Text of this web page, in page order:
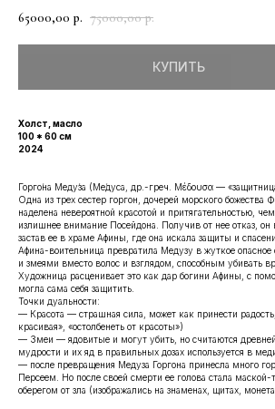
65000,00 р. 75000,00 р.
КУПИТЬ
Холст, масло
100 * 60 см
2024
Горго́на Меду́за (Ме́дуса, др.-греч. Μέδουσα —
Одна из трех сестер горгон, дочерей морского божества
наделена невероятной красотой и притягательностью,
излишнее внимание Посейдона. Получив от нее отказ, он
застав ее в храме Афины, где она искала защиты и
Афина-воительница превратила Медузу в жуткое
и змеями вместо волос и взглядом, способным убивать
Художница расценивает это как дар богини Афины, с
могла сама себя защитить.
Точки дуальности:
— Красота — страшная сила, может как принести
красивая», «остолбенеть от красоты»)
— Змеи — ядовитые и могут убить, но считаются
мудрости и их яд в правильных дозах используется в
— после превращения Медуза Горгона принесла много
Персеем. Но после своей смерти ее голова стала
оберегом от зла (изображались на знаменах, щитах,